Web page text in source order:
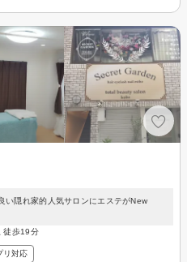
い隠れ家的人気サロンにエステがNew
徒歩19分
リ対応